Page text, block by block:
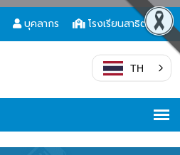
บุคลากร โรงเรียนสาธิต
TH